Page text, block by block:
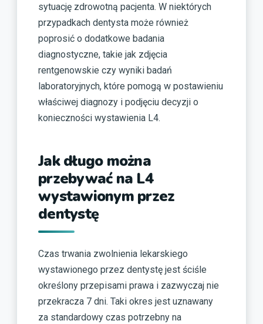
sytuację zdrowotną pacjenta. W niektórych
przypadkach dentysta może również
poprosić o dodatkowe badania
diagnostyczne, takie jak zdjęcia
rentgenowskie czy wyniki badań
laboratoryjnych, które pomogą w postawieniu
właściwej diagnozy i podjęciu decyzji o
konieczności wystawienia L4.
Jak długo można
przebywać na L4
wystawionym przez
dentystę
Czas trwania zwolnienia lekarskiego
wystawionego przez dentystę jest ściśle
określony przepisami prawa i zazwyczaj nie
przekracza 7 dni. Taki okres jest uznawany
za standardowy czas potrzebny na